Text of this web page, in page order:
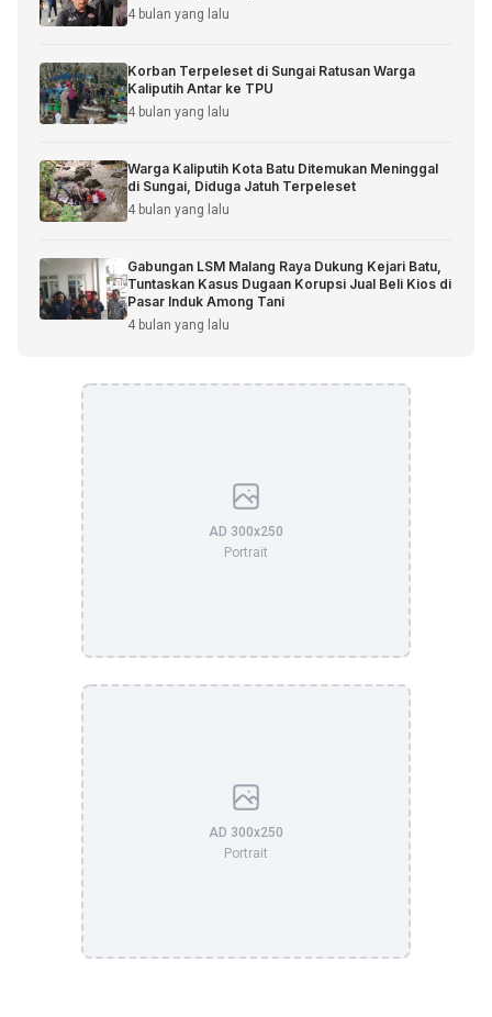
4 bulan yang lalu
Korban Terpeleset di Sungai Ratusan Warga
Kaliputih Antar ke TPU
4 bulan yang lalu
Warga Kaliputih Kota Batu Ditemukan Meninggal
di Sungai, Diduga Jatuh Terpeleset
4 bulan yang lalu
Gabungan LSM Malang Raya Dukung Kejari Batu,
Tuntaskan Kasus Dugaan Korupsi Jual Beli Kios di
Pasar Induk Among Tani
4 bulan yang lalu
AD 300x250
Portrait
AD 300x250
Portrait